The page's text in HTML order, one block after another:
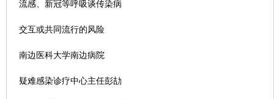
流感、新冠等呼吸谈传染病
交互或共同流行的风险
南边医科大学南边病院
疑难感染诊疗中心主任彭劼